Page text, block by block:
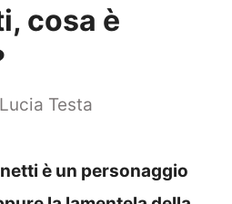
cosa è
Lucia Testa
è un personaggio